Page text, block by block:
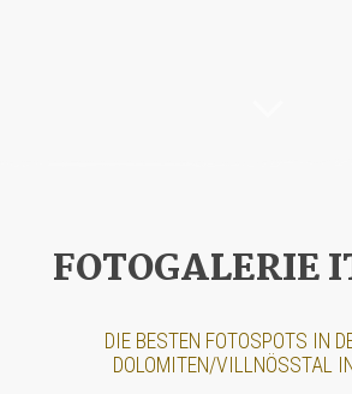
FOTOGALERIE
DIE BESTEN FOTOSPOTS IN
DOLOMITEN/VILLNÖSSTAL